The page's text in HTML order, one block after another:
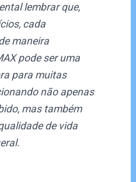
lembrar que,
cada
maneira
pode ser uma
para muitas
não apenas
mas também
de vida